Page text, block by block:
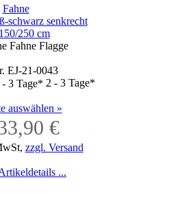
Fahne
schwarz senkrecht
250 cm
Fahne Flagge
EJ-21-0043
2 - 3 Tage*
auswählen »
€
zzgl. Versand
...